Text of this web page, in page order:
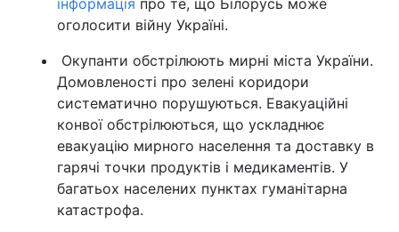
інформація про те, що Білорусь може
оголосити війну Україні.
Окупанти обстрілюють мирні міста України.
Домовленості про зелені коридори
систематично порушуються. Евакуаційні
конвої обстрілюються, що ускладнює
евакуацію мирного населення та доставку в
гарячі точки продуктів і медикаментів. У
багатьох населених пунктах гуманітарна
катастрофа.